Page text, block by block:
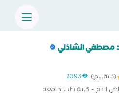
مصطفي الشاذلي
(3 تقييم) 2093
الدم - كلية طب جامعه